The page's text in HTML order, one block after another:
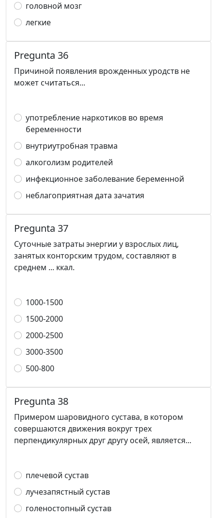
головной мозг
легкие
Pregunta 36
Причиной появления врожденных уродств не
может считаться...
употребление наркотиков во время
беременности
внутриутробная травма
алкоголизм родителей
инфекционное заболевание беременной
неблагоприятная дата зачатия
Pregunta 37
Суточные затраты энергии у взрослых лиц,
занятых конторским трудом, составляют в
среднем ... ккал.
1000-1500
1500-2000
2000-2500
3000-3500
500-800
Pregunta 38
Примером шаровидного сустава, в котором
совершаются движения вокруг трех
перпендикулярных друг другу осей, является...
плечевой сустав
лучезапястный сустав
голеностопный сустав